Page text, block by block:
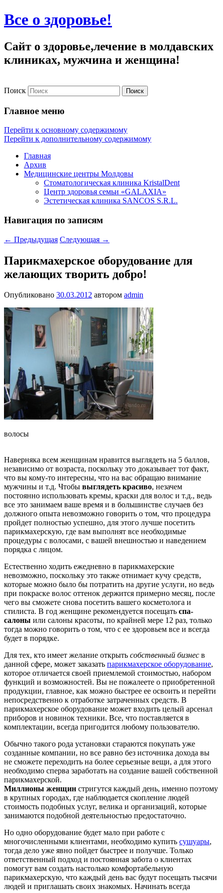
Все о здоровье!
Сайт о здоровье,лечение в молдавских
клиниках, мужчина и женщина!
Поиск
Главное меню
Перейти к основному содержимому
Перейти к дополнительному содержимому
Главная
Архив
Медицинские центры Молдовы
Стоматологическая клиника KristalDent
Центр здоровья семьи «GALAXIA»
Эстетическая клиника SANCOS S.R.L.
Навигация по записям
← Предыдущая Следующая →
Парикмахерское оборудование для
желающих творить добро!
Опубликовано 30.03.2012 автором admin
волосы
Наверняка всем женщинам нравится выглядеть на 5 баллов,
независимо от возраста, поскольку это доказывает тот факт,
что вы кому-то интересны, что на вас обращаю внимание
мужчины и т.д. Чтобы выглядеть красиво, незачем
постоянно использовать кремы, краски для волос и т.д., ведь
все это занимаем ваше время и в большинстве случаев без
должного опыта невозможно говорить о том, что процедура
пройдет полностью успешно, для этого лучше посетить
парикмахерскую, где вам выполнят все необходимые
процедуры с волосами, с вашей внешностью и наведением
порядка с лицом.
Естественно ходить ежедневно в парикмахерские
невозможно, поскольку это также отнимает кучу средств,
которые можно было бы потратить на другие услуги, но ведь
при покраске волос оттенок держится примерно месяц, после
чего вы сможете снова посетить вашего косметолога и
стилиста. В год женщине рекомендуется посещать спа-
салоны или салоны красоты, по крайней мере 12 раз, только
тогда можно говорить о том, что с ее здоровьем все и всегда
будет в порядке.
Для тех, кто имеет желание открыть собственный бизнес в
данной сфере, может заказать парикмахерское оборудование,
которое отличается своей приемлемой стоимостью, набором
функций и возможностей. Вы не пожалеете о приобретенной
продукции, главное, как можно быстрее ее освоить и перейти
непосредственно к отработке затраченных средств. В
парикмахерское оборудование может входить целый арсенал
приборов и новинок техники. Все, что поставляется в
комплектации, всегда пригодится любому пользователю.
Обычно такого рода установки стараются покупать уже
созданные компании, но все равно без источника дохода вы
не сможете переходить на более серьезные вещи, а для этого
необходимо сперва заработать на создание вашей собственной
парикмахерской.
Миллионы женщин стригутся каждый день, именно поэтому
в крупных городах, где наблюдается скопление людей
стоимость подобных услуг, велика и организаций, которые
занимаются подобной деятельностью предостаточно.
Но одно оборудование будет мало при работе с
многочисленными клиентами, необходимо купить сушуары,
тогда дело уже явно пойдет быстрее и получше. Только
ответственный подход и постоянная забота о клиентах
помогут вам создать настолько комфортабельную
парикмахерскую, что каждый день вас будут посещать тысячи
людей и приглашать своих знакомых. Начинать всегда